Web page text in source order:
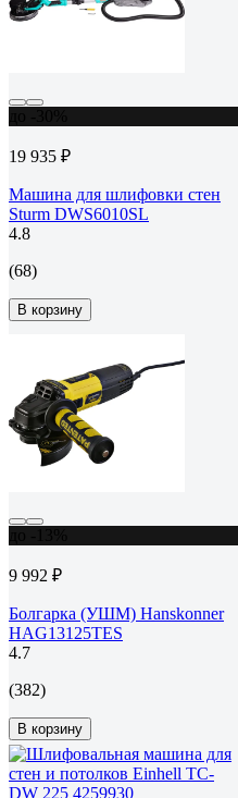
19 935 ₽
Машина для шлифовки стен
Sturm DWS6010SL
4.8
(68)
В корзину
9 992 ₽
Болгарка (УШМ) Hanskonner
HAG13125TES
4.7
(382)
В корзину